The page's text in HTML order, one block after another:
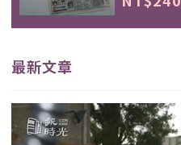
最新文章